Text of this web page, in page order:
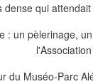
qui
du Muséo-Parc